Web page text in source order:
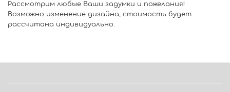
Рассмотрим любые Ваши задумки и пожелания!
Возможно изменение дизайна, стоимость будет
рассчитана индивидуально.